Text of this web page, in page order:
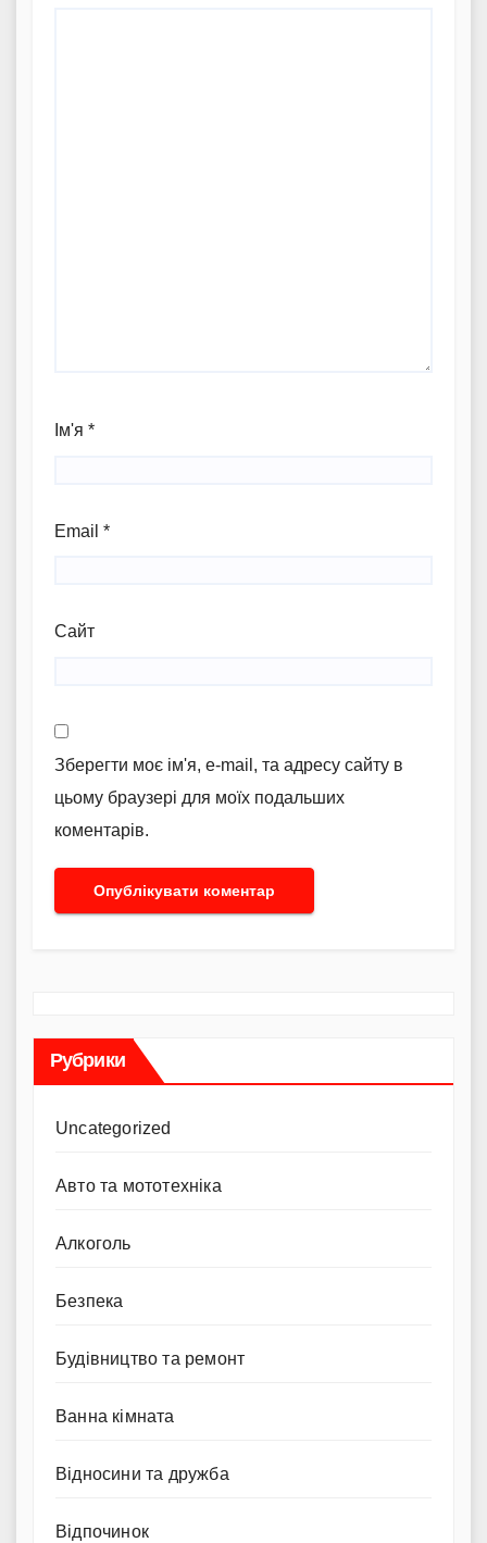
Ім'я *
Email *
Сайт
Зберегти моє ім'я, e-mail, та адресу сайту в
цьому браузері для моїх подальших
коментарів.
Рубрики
Uncategorized
Авто та мототехніка
Алкоголь
Безпека
Будівництво та ремонт
Ванна кімната
Відносини та дружба
Відпочинок